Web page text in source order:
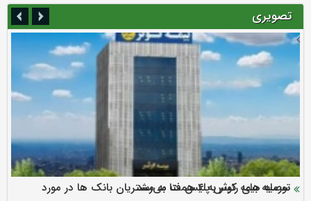
تصویری
ارزش سهام عدالت بالا رفت
سرمایه بیمه کوثر به ۴ همت می‌رسد
نود ثانیه با فولاد سنگان
تقدیر دبیرکل سندیکای بیمه گران ایران از اقدامات مدیرعامل بیمه
توصیه های رئیس پلیس فتا به مشتریان بانک ها در مورد